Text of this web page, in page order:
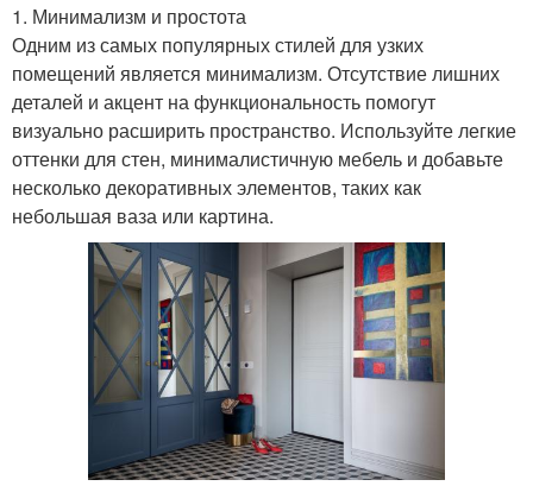
1. Минимализм и простота
Одним из самых популярных стилей для узких
помещений является минимализм. Отсутствие лишних
деталей и акцент на функциональность помогут
визуально расширить пространство. Используйте легкие
оттенки для стен, минималистичную мебель и добавьте
несколько декоративных элементов, таких как
небольшая ваза или картина.